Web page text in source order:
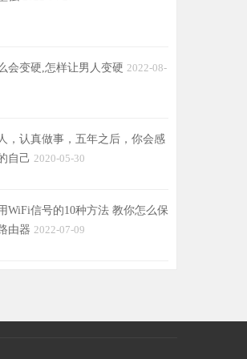
会变硬,怎样让男人变硬 2022-08-
，认真做事，五年之后，你会感
自己 2020-05-30
WiFi信号的10种方法 教你怎么保
由器 2022-07-09